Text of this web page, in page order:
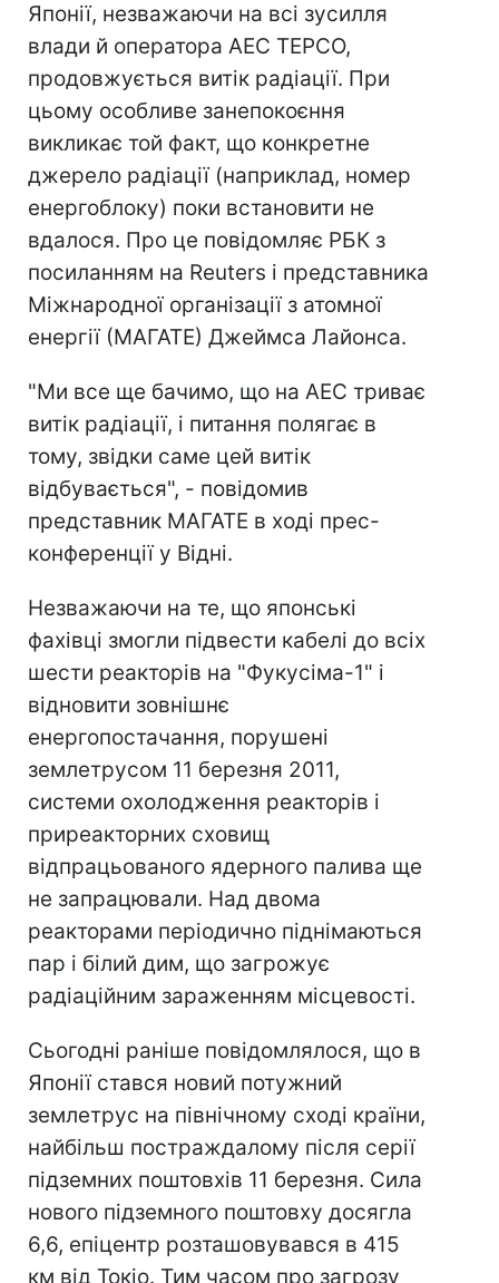
Японії, незважаючи на всі зусилля
влади й оператора АЕС TEPCO,
продовжується витік радіації. При
цьому особливе занепокоєння
викликає той факт, що конкретне
джерело радіації (наприклад, номер
енергоблоку) поки встановити не
вдалося. Про це повідомляє РБК з
посиланням на Reuters і представника
Міжнародної організації з атомної
енергії (МАГАТЕ) Джеймса Лайонса.
"Ми все ще бачимо, що на АЕС триває
витік радіації, і питання полягає в
тому, звідки саме цей витік
відбувається", - повідомив
представник МАГАТЕ в ході прес-
конференції у Відні.
Незважаючи на те, що японські
фахівці змогли підвести кабелі до всіх
шести реакторів на "Фукусіма-1" і
відновити зовнішнє
енергопостачання, порушені
землетрусом 11 березня 2011,
системи охолодження реакторів і
приреакторних сховищ
відпрацьованого ядерного палива ще
не запрацювали. Над двома
реакторами періодично піднімаються
пар і білий дим, що загрожує
радіаційним зараженням місцевості.
Сьогодні раніше повідомлялося, що в
Японії стався новий потужний
землетрус на північному сході країни,
найбільш постраждалому після серії
підземних поштовхів 11 березня. Сила
нового підземного поштовху досягла
6,6, епіцентр розташовувався в 415
км від Токіо. Тим часом про загрозу